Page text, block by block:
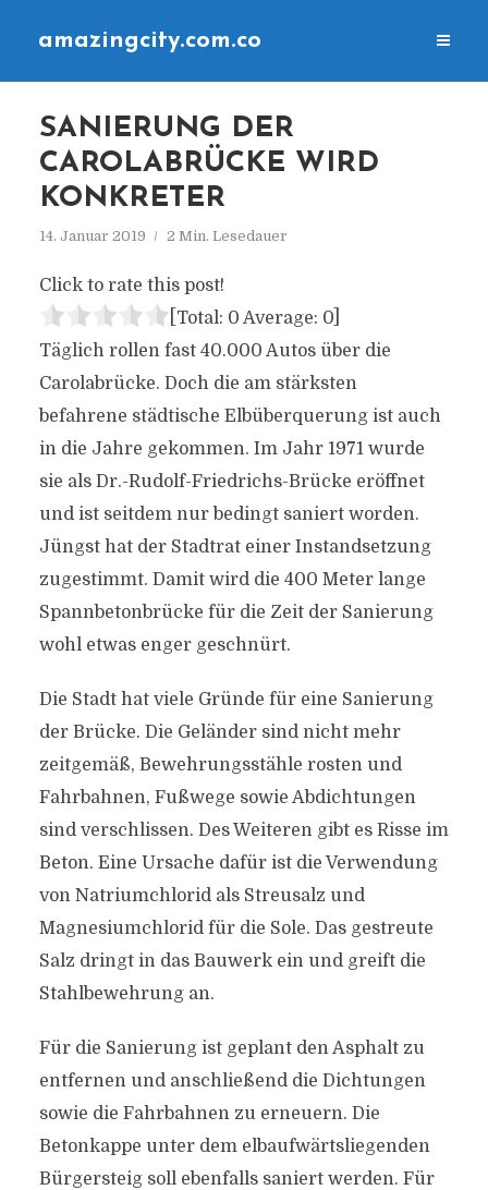
amazingcity.com.co
SANIERUNG DER
CAROLABRÜCKE WIRD
KONKRETER
14. Januar 2019 2 Min. Lesedauer
Click to rate this post!
[Total: 0 Average: 0]
Täglich rollen fast 40.000 Autos über die
Carolabrücke. Doch die am stärksten
befahrene städtische Elbüberquerung ist auch
in die Jahre gekommen. Im Jahr 1971 wurde
sie als Dr.-Rudolf-Friedrichs-Brücke eröffnet
und ist seitdem nur bedingt saniert worden.
Jüngst hat der Stadtrat einer Instandsetzung
zugestimmt. Damit wird die 400 Meter lange
Spannbetonbrücke für die Zeit der Sanierung
wohl etwas enger geschnürt.
Die Stadt hat viele Gründe für eine Sanierung
der Brücke. Die Geländer sind nicht mehr
zeitgemäß, Bewehrungsstähle rosten und
Fahrbahnen, Fußwege sowie Abdichtungen
sind verschlissen. Des Weiteren gibt es Risse im
Beton. Eine Ursache dafür ist die Verwendung
von Natriumchlorid als Streusalz und
Magnesiumchlorid für die Sole. Das gestreute
Salz dringt in das Bauwerk ein und greift die
Stahlbewehrung an.
Für die Sanierung ist geplant den Asphalt zu
entfernen und anschließend die Dichtungen
sowie die Fahrbahnen zu erneuern. Die
Betonkappe unter dem elbaufwärtsliegenden
Bürgersteig soll ebenfalls saniert werden. Für